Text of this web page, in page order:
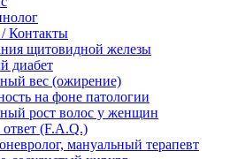
Контакты
щитовидной железы
диабет
вес (ожирение)
на фоне патологии
рост волос у женщин
(F.A.Q.)
мануальный терапевт